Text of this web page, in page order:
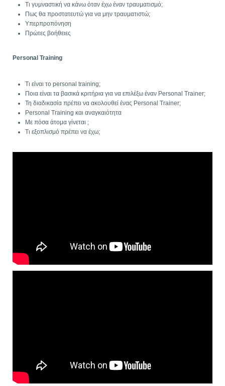
Τι γυμναστική να κάνω όταν έχω έναν τραυματισμό;
Πως θα προστατευτώ για να μην τραυματιστώ;
Υπερπροπόνηση
Πρώτες βοήθειες
Personal Training
Τι είναι το personal training;
Ποια είναι τα βασικά κριτήρια για να επιλέξω έναν Personal Trainer;
Τη διαδικασία πρέπει να ακολουθεί ένας Personal Trainer;
Personal Training και αναγκαιότητα
Με πόσα άτομα γίνεται ;
Τι εξοπλισμό πρέπει να έχω;